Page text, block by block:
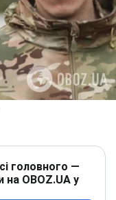
головного —
на OBOZ.UA у